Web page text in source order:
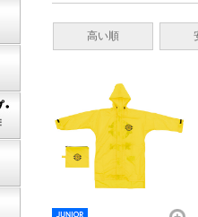
高い順